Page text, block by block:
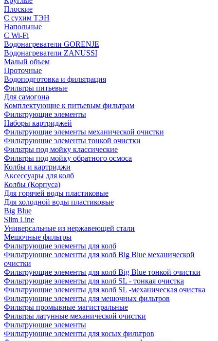
Плоские
С сухим ТЭН
Напольные
С Wi-Fi
Водонагреватели GORENJE
Водонагреватели ZANUSSI
Малый объем
Проточные
Водоподготовка и фильтрация
Фильтры питьевые
Для самогона
Комплектующие к питьевым фильтрам
Фильтрующие элементы
Наборы картриджей
Фильтрующие элементы механической очистки
Фильтрующие элементы тонкой очистки
Фильтры под мойку классические
Фильтры под мойку обратного осмоса
Колбы и картриджи
Аксессуары для колб
Колбы (Корпуса)
Для горячей воды пластиковые
Для холодной воды пластиковые
Big Blue
Slim Line
Универсальные из нержавеющей стали
Мешочные фильтры
Фильтрующие элементы для колб
Фильтрующие элементы для колб Big Blue механической
очистки
Фильтрующие элементы для колб Big Blue тонкой очистки
Фильтрующие элементы для колб SL - тонкая очистка
Фильтрующие элементы для колб SL -механическая очистка
Фильтрующие элементы для мешочных фильтров
Фильтры промывные магистральные
Фильтры латунные механической очистки
Фильтрующие элементы
Фильтрующие элементы для косых фильтров